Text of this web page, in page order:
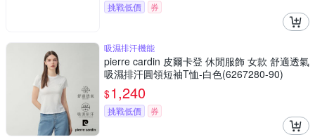
挑戰低價 券
吸濕排汗機能
pierre cardin 皮爾卡登 休閒服飾 女款 舒適透氣
吸濕排汗圓領短袖T恤-白色(6267280-90)
$1,240
挑戰低價 券